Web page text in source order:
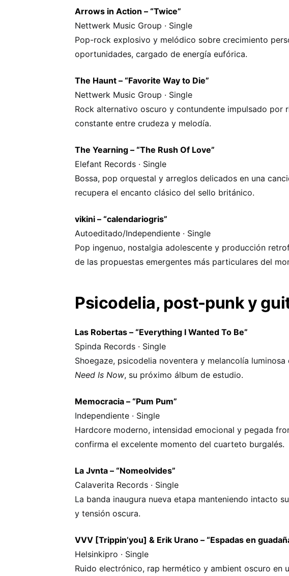
Arrows in Action – “Twice”
Nettwerk Music Group · Single
Pop-rock explosivo y melódico sobre crecimiento
oportunidades, cargado de energía eufórica.
The Haunt – “Favorite Way to Die”
Nettwerk Music Group · Single
Rock alternativo oscuro y contundente impulsado por
constante entre crudeza y melodía.
The Yearning – “The Rush Of Love”
Elefant Records · Single
Bossa, pop orquestal y arreglos delicados en una
recupera el encanto clásico del sello británico.
vikini – “calendariogris”
Autoeditado/Independiente · Single
Pop ingenuo, nostalgia adolescente y producción
de las propuestas emergentes más particulares del
Psicodelia, post-punk y
Las Robertas – “Everything I Wanted To Be”
Spinda Records · Single
Shoegaze, psicodelia noventera y melancolía
Need Is Now, su próximo álbum de estudio.
Memocracia – “Pum Pum”
Independiente · Single
Hardcore moderno, intensidad emocional y pegada
confirma el excelente momento del cuarteto burgalés.
La Jvnta – “Nomeolvides”
Calaverita Records · Single
La banda inaugura nueva etapa manteniendo intacto
y tensión oscura.
VVV [Trippin’you] & Erik Urano – “Espadas en
Helsinkipro · Single
Ruido electrónico, rap hermético y ambient oscuro en